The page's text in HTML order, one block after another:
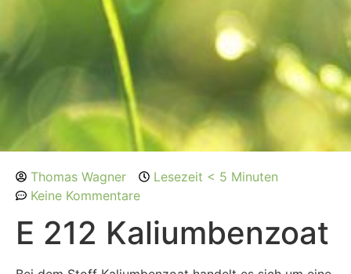
Thomas Wagner
Lesezeit < 5 Minuten
Keine Kommentare
E 212 Kaliumbenzoat